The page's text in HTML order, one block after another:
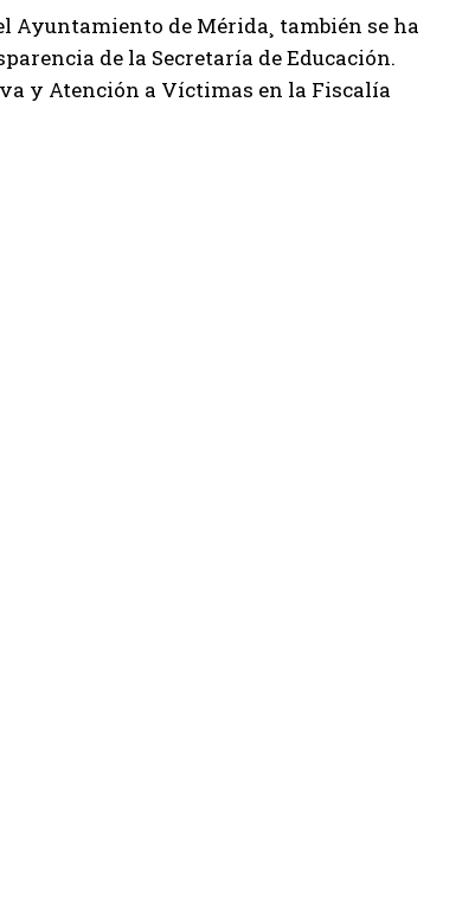
Ayuntamiento de Mérida¸ también se ha
de la Secretaría de Educación.
y Atención a Víctimas en la Fiscalía